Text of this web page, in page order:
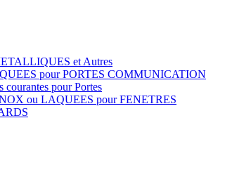
et Autres
pour PORTES COMMUNICATION
pour Portes
ou LAQUEES pour FENETRES